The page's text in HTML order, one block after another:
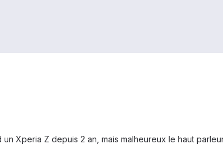
Xperia Z depuis 2 an, mais malheureux le haut